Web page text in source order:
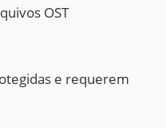
OST
e requerem